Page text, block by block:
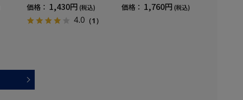
価格： 1,430円 (税込)
4.0（1）
価格： 1,760円 (税込)